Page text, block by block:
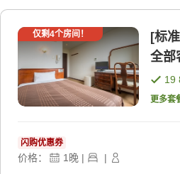
仅剩4个房间！
[标
全部
19
更多套
闪购优惠券
价格： 1 晚 | |